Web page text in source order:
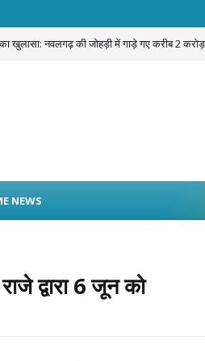
खुलासा: नवलगढ़ की जोहड़ी में गाड़े गए करीब 2
NEWS
द्वारा 6 जून को